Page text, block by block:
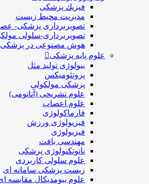
فيزيك پزشکی
مدیریت محیط زیست
تصویربرداری پزشکی-
تصویربرداری-سلولی
هوش مصنوعی در پزشکی
علوم پایه پزشکی
بیولوژی تولید مثل
پروتئومیکس
پزشکی مولکولی
علوم تشریحی (آناتومی)
علوم اعصاب
فارماکولوژی
فیزیولوژی ورزش
فیزیولوژی
مهندسی بافت
نانوتکنولوژی پزشکی
علوم سلولی کاربردی
زیست پزشکی سامانه ای
علوم بیومدیکال مقایسه